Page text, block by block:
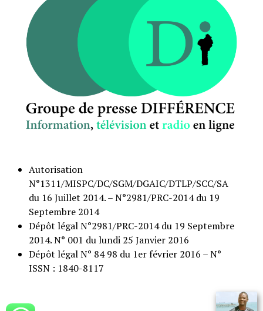
Autorisation
N°1311/MISPC/DC/SGM/DGAIC/DTLP/SCC/SA
du 16 Juillet 2014. – N°2981/PRC-2014 du 19
Septembre 2014
Dépôt légal N°2981/PRC-2014 du 19 Septembre
2014. N° 001 du lundi 25 Janvier 2016
Dépôt légal N° 84 98 du 1er février 2016 – N°
ISSN : 1840-8117